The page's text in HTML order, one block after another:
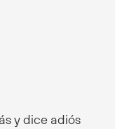
y dice adiós